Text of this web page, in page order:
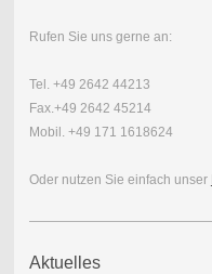
Rufen Sie uns gerne an:
Tel. +49 2642 44213
Fax.+49 2642 45214
Mobil. +49 171 1618624
Oder nutzen Sie einfach unser
Aktuelles